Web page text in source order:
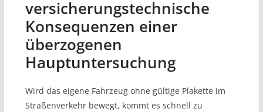
versicherungstechnische
Konsequenzen einer
überzogenen
Hauptuntersuchung
Wird das eigene Fahrzeug ohne gültige Plakette im
Straßenverkehr bewegt, kommt es schnell zu